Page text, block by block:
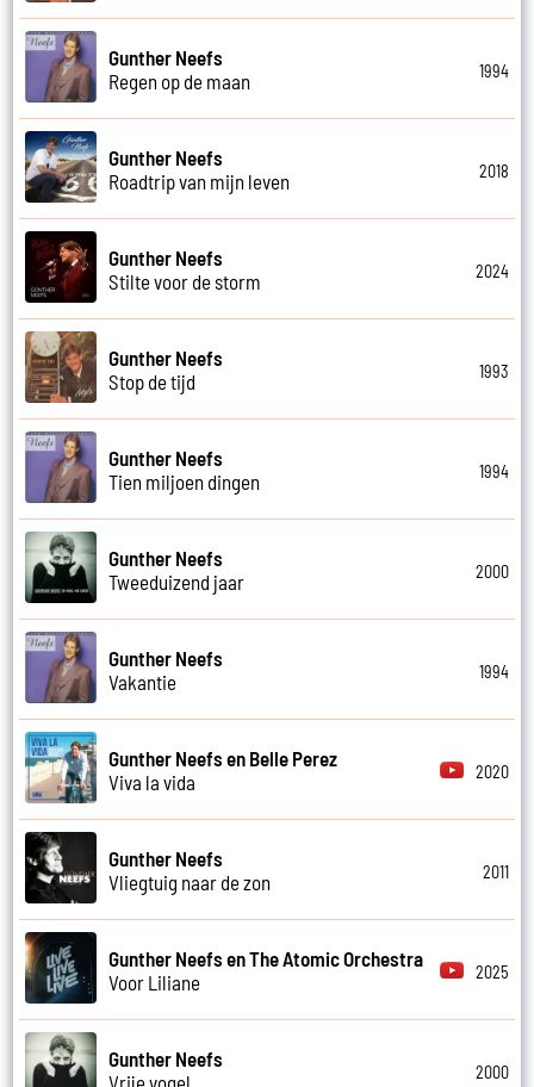
Gunther Neefs
Regen op de maan
1994
Gunther Neefs
Roadtrip van mijn leven
2018
Gunther Neefs
Stilte voor de storm
2024
Gunther Neefs
Stop de tijd
1993
Gunther Neefs
Tien miljoen dingen
1994
Gunther Neefs
Tweeduizend jaar
2000
Gunther Neefs
Vakantie
1994
Gunther Neefs en Belle Perez
Viva la vida
2020
Gunther Neefs
Vliegtuig naar de zon
2011
Gunther Neefs en The Atomic Orchestra
Voor Liliane
2025
Gunther Neefs
Vrije vogel
2000